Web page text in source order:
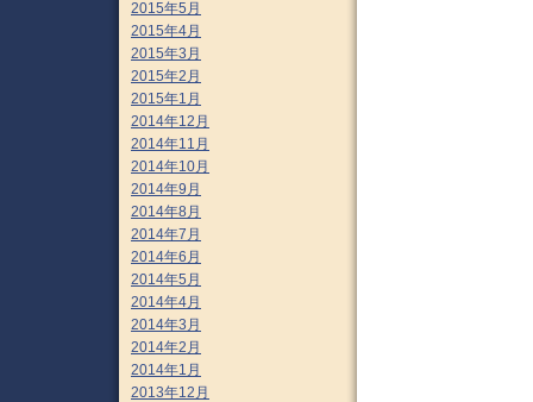
2015年5月
2015年4月
2015年3月
2015年2月
2015年1月
2014年12月
2014年11月
2014年10月
2014年9月
2014年8月
2014年7月
2014年6月
2014年5月
2014年4月
2014年3月
2014年2月
2014年1月
2013年12月